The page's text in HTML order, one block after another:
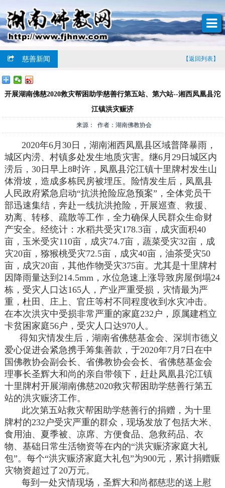
慈善新闻 【返回列表】
开展湖南佛慈2020救灾帮困助学慈善行第五站、第六站--湘西凤凰县沱
江镇洪灾赈济
来源： 作者：湖南佛教协会
2020年6月30日，湖南湘西凤凰县区域普降暴雨，
城区内涝、村镇多处发生地质灾害。继6月29日城区内
涝后，30日早上8时许，凤凰县沱江镇十里牌村发生山
体滑坡，造成多栋民房被埋压。险情发生后，凤凰县
人民政府紧急启动“抗洪抢险应急预案”，全体党员干
部迅速集结，奔赴一线抗洪抢险，开展巡查、救援、
劝离、转移、疏散等工作，全力确保人民群众生命财
产安全。经统计：水稻共受灾178.3亩，成灾面积40
亩，玉米受灾110亩，成灾74.7亩，蔬菜受灾32亩，成
灾20亩，猕猴桃受灾72.5亩，成灾40亩，油茶受灾50
亩，成灾20亩，其他作物受灾375亩。尤其是十里牌村
因降雨量达到214.5mm，水位急速上涨导致房屋倒塌24
栋，受灾人口达165人，产业严重受损，灾情最为严
重，杜田、庄上、官庄等村不同程度收到水灾冲击。
在本次洪灾中受损非常严重的家庭232户，原属建档立
卡贫困家庭56户，受灾人口达970人。
得知灾情发生后，湖南省佛慈基金会、深圳市德义
爱心促进会紧急携手筹集善款，于2020年7月7日在中
国佛教协会副会长、省佛教协会会长、省佛慈基金会
理事长圣辉大和尚的亲自带领下，赶赴凤凰县沱江镇
十里牌村开展湖南佛慈2020救灾帮困助学慈善行第五
站的洪灾赈济工作。
此次第五站救灾帮困助学慈善行的捐赠，为十里
牌村的232户受灾严重的群众，现场发放了包括大米、
食用油、夏季被、凉席、方便食品、急救药品、衣
物、基础日常生活物资等在内的“洪灾赈济家庭大礼
包”。每个“洪灾赈济家庭大礼包”为900元，累计捐赠赈
灾物资超过了20万元。
每到一处灾情现场，圣辉大和尚都慈悲的送上慰